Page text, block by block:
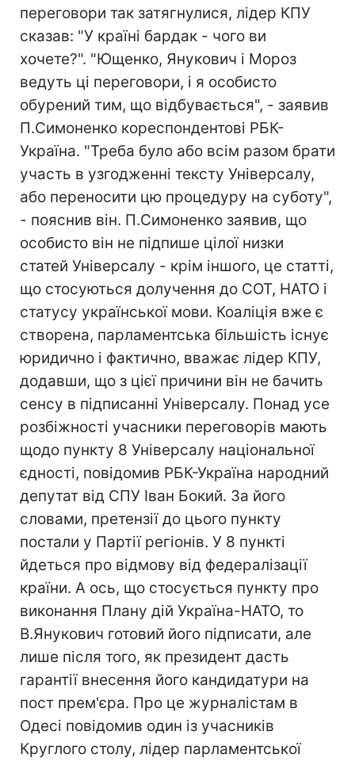
переговори так затягнулися, лідер КПУ
сказав: "У країні бардак - чого ви
хочете?". "Ющенко, Янукович і Мороз
ведуть ці переговори, і я особисто
обурений тим, що відбувається", - заявив
П.Симоненко кореспондентові РБК-
Україна. "Треба було або всім разом брати
участь в узгодженні тексту Універсалу,
або переносити цю процедуру на суботу",
- пояснив він. П.Симоненко заявив, що
особисто він не підпише цілої низки
статей Універсалу - крім іншого, це статті,
що стосуються долучення до СОТ, НАТО і
статусу української мови. Коаліція вже є
створена, парламентська більшість існує
юридично і фактично, вважає лідер КПУ,
додавши, що з цієї причини він не бачить
сенсу в підписанні Універсалу. Понад усе
розбіжності учасники переговорів мають
щодо пункту 8 Універсалу національної
єдності, повідомив РБК-Україна народний
депутат від СПУ Іван Бокий. За його
словами, претензії до цього пункту
постали у Партії регіонів. У 8 пункті
йдеться про відмову від федералізації
країни. А ось, що стосується пункту про
виконання Плану дій Україна-НАТО, то
В.Янукович готовий його підписати, але
лише після того, як президент дасть
гарантії внесення його кандидатури на
пост прем'єра. Про це журналістам в
Одесі повідомив один із учасників
Круглого столу, лідер парламентської